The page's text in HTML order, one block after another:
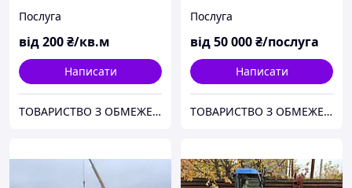
Послуга
від200₴/кв.м
Написати
ТОВАРИСТВО З ОБМЕЖЕНОЮ ВІДПОВІДАЛЬНІСТЮ "ТРУБІЖВОДЕКСПЛУАТАЦІЯ"
Послуга
від50 000₴/послуга
Написати
ТОВАРИСТВО З ОБМЕЖЕНОЮ ВІДПОВІДАЛЬНІСТЮ "ТРУБІЖВОДЕКСПЛУАТАЦІЯ"